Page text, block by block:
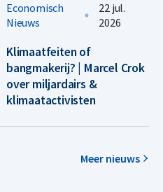
Economisch
Nieuws
22 jul.
2026
Klimaatfeiten of
bangmakerij? | Marcel Crok
over miljardairs &
klimaatactivisten
Meer nieuws